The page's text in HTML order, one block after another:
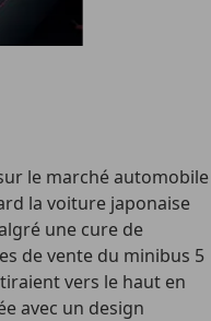
le marché automobile
la voiture japonaise
une cure de
de vente du minibus 5
vers le haut en
avec un design